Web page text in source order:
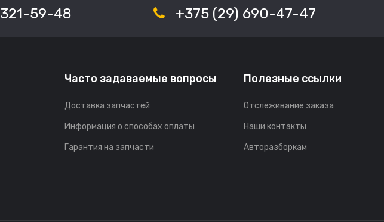
59-48
+375 (29) 690-47-47
Часто задаваемые вопросы
Доставка запчастей
Информация о способах оплаты
Гарантия на запчасти
Полезные ссылки
Отслеживание заказа
Наши контакты
Авторазборкам